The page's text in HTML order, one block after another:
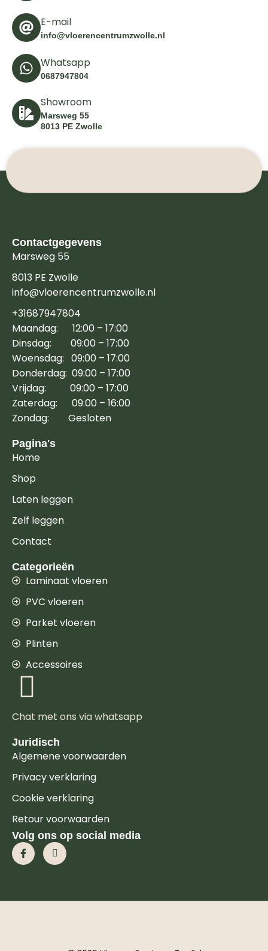
E-mail
info@vloerencentrumzwolle.nl
Whatsapp
0687947804
Showroom
Marsweg 55
8013 PE Zwolle
Contactgegevens
Marsweg 55
8013 PE Zwolle
info@vloerencentrumzwolle.nl
+31687947804
Maandag: 12:00 – 17:00
Dinsdag: 09:00 – 17:00
Woensdag: 09:00 – 17:00
Donderdag: 09:00 – 17:00
Vrijdag: 09:00 – 17:00
Zaterdag: 09:00 – 16:00
Zondag: Gesloten
Pagina's
Home
Shop
Laten leggen
Zelf leggen
Contact
Categorieën
Laminaat vloeren
PVC vloeren
Parket vloeren
Plinten
Accessoires
Chat met ons via whatsapp
Juridisch
Algemene voorwaarden
Privacy verklaring
Cookie verklaring
Retour voorwaarden
Volg ons op social media